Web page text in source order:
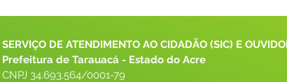
SERVIÇO DE ATENDIMENTO AO CIDADÃO (SIC) E
Prefeitura de Tarauacá - Estado do Acre
CNPJ 34.693.564/0001-79